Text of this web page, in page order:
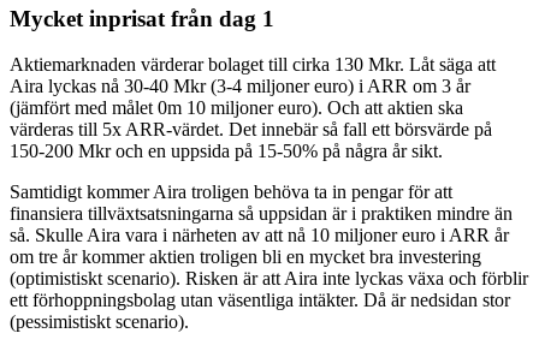
Mycket inprisat från dag 1
Aktiemarknaden värderar bolaget till cirka 130 Mkr. Låt säga att
Aira lyckas nå 30-40 Mkr (3-4 miljoner euro) i ARR om 3 år
(jämfört med målet 0m 10 miljoner euro). Och att aktien ska
värderas till 5x ARR-värdet. Det innebär så fall ett börsvärde på
150-200 Mkr och en uppsida på 15-50% på några år sikt.
Samtidigt kommer Aira troligen behöva ta in pengar för att
finansiera tillväxtsatsningarna så uppsidan är i praktiken mindre än
så. Skulle Aira vara i närheten av att nå 10 miljoner euro i ARR år
om tre år kommer aktien troligen bli en mycket bra investering
(optimistiskt scenario). Risken är att Aira inte lyckas växa och förblir
ett förhoppningsbolag utan väsentliga intäkter. Då är nedsidan stor
(pessimistiskt scenario).